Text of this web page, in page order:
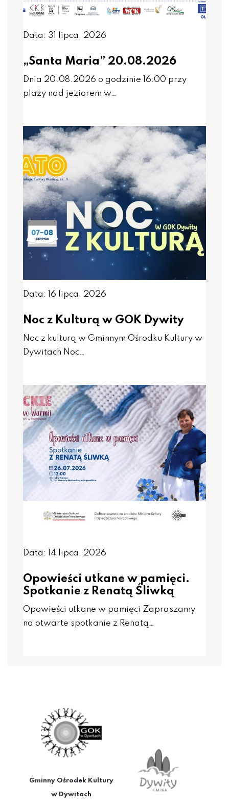
Data: 31 lipca, 2026
„Santa Maria” 20.08.2026
Dnia 20.08.2026 o godzinie 16:00 przy
plaży nad jeziorem w…
Data: 16 lipca, 2026
Noc z Kulturą w GOK Dywity
Noc z kulturą w Gminnym Ośrodku Kultury w
Dywitach Noc…
Data: 14 lipca, 2026
Opowieści utkane w pamięci.
Spotkanie z Renatą Śliwką
Opowieści utkane w pamięci Zapraszamy
na otwarte spotkanie z Renatą…
Gminny Ośrodek Kultury
w Dywitach